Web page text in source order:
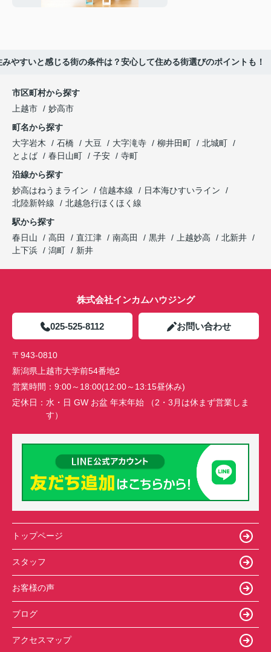
やすいと感じる街の条件は？安心して住める街選びのポイントも！
市区町村から探す
上越市
妙高市
町名から探す
大字岩木
石橋 大豆 大字滝寺 柳井田町
北城町
とよば
春日山町 子安
寺町
沿線から探す
妙高はねうまライン
信越本線
日本海ひすいライン
北陸新幹線
北越急行ほくほく線
駅から探す
春日山
高田 直江津 南高田 黒井 上越妙高
北新井
上下浜
潟町 新井
株式会社インカムハウジング
025-525-8112 お問い合わせ
〒943-0810
新潟県上越市大学前54番地2
営業時間： 9:00～18:00(12:00～13:15昼休み)
定休日： 水・日 GW お盆 年末年始 （2・3月は休まず営業しま
す）
トップページ
スタッフ
お客様の声
ブログ
アクセスマップ